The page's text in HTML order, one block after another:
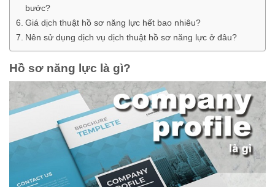
bước?
Giá dịch thuật hồ sơ năng lực hết bao nhiêu?
Nên sử dụng dịch vụ dịch thuật hồ sơ năng lực ở đâu?
Hồ sơ năng lực là gì?